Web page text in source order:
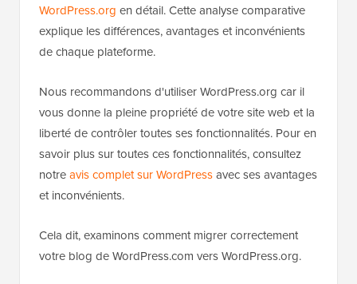
WordPress.org en détail. Cette analyse comparative
explique les différences, avantages et inconvénients
de chaque plateforme.
Nous recommandons d'utiliser WordPress.org car il
vous donne la pleine propriété de votre site web et la
liberté de contrôler toutes ses fonctionnalités. Pour en
savoir plus sur toutes ces fonctionnalités, consultez
notreavis complet sur WordPressavec ses avantages
et inconvénients.
Cela dit, examinons comment migrer correctement
votre blog de WordPress.com vers WordPress.org.